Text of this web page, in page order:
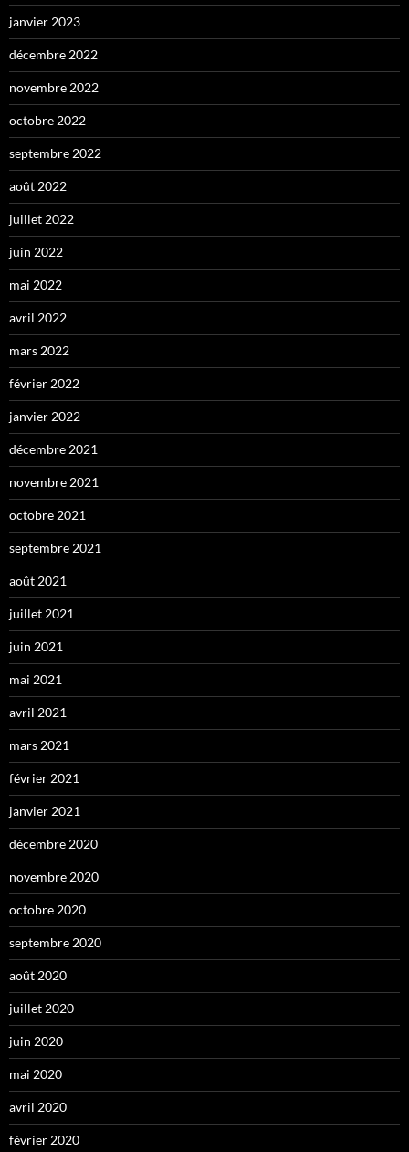
janvier 2023
décembre 2022
novembre 2022
octobre 2022
septembre 2022
août 2022
juillet 2022
juin 2022
mai 2022
avril 2022
mars 2022
février 2022
janvier 2022
décembre 2021
novembre 2021
octobre 2021
septembre 2021
août 2021
juillet 2021
juin 2021
mai 2021
avril 2021
mars 2021
février 2021
janvier 2021
décembre 2020
novembre 2020
octobre 2020
septembre 2020
août 2020
juillet 2020
juin 2020
mai 2020
avril 2020
février 2020